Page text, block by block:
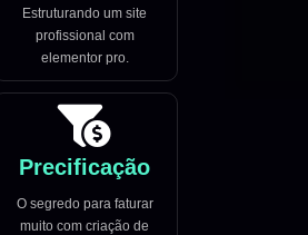
Estruturando um site
profissional com
elementor pro.
Precificação
O segredo para faturar
muito com criação de